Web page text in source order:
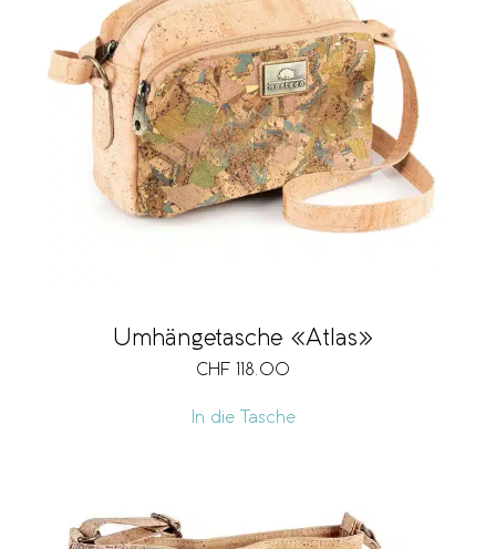
Umhängetasche «Atlas»
CHF 118.00
In die Tasche